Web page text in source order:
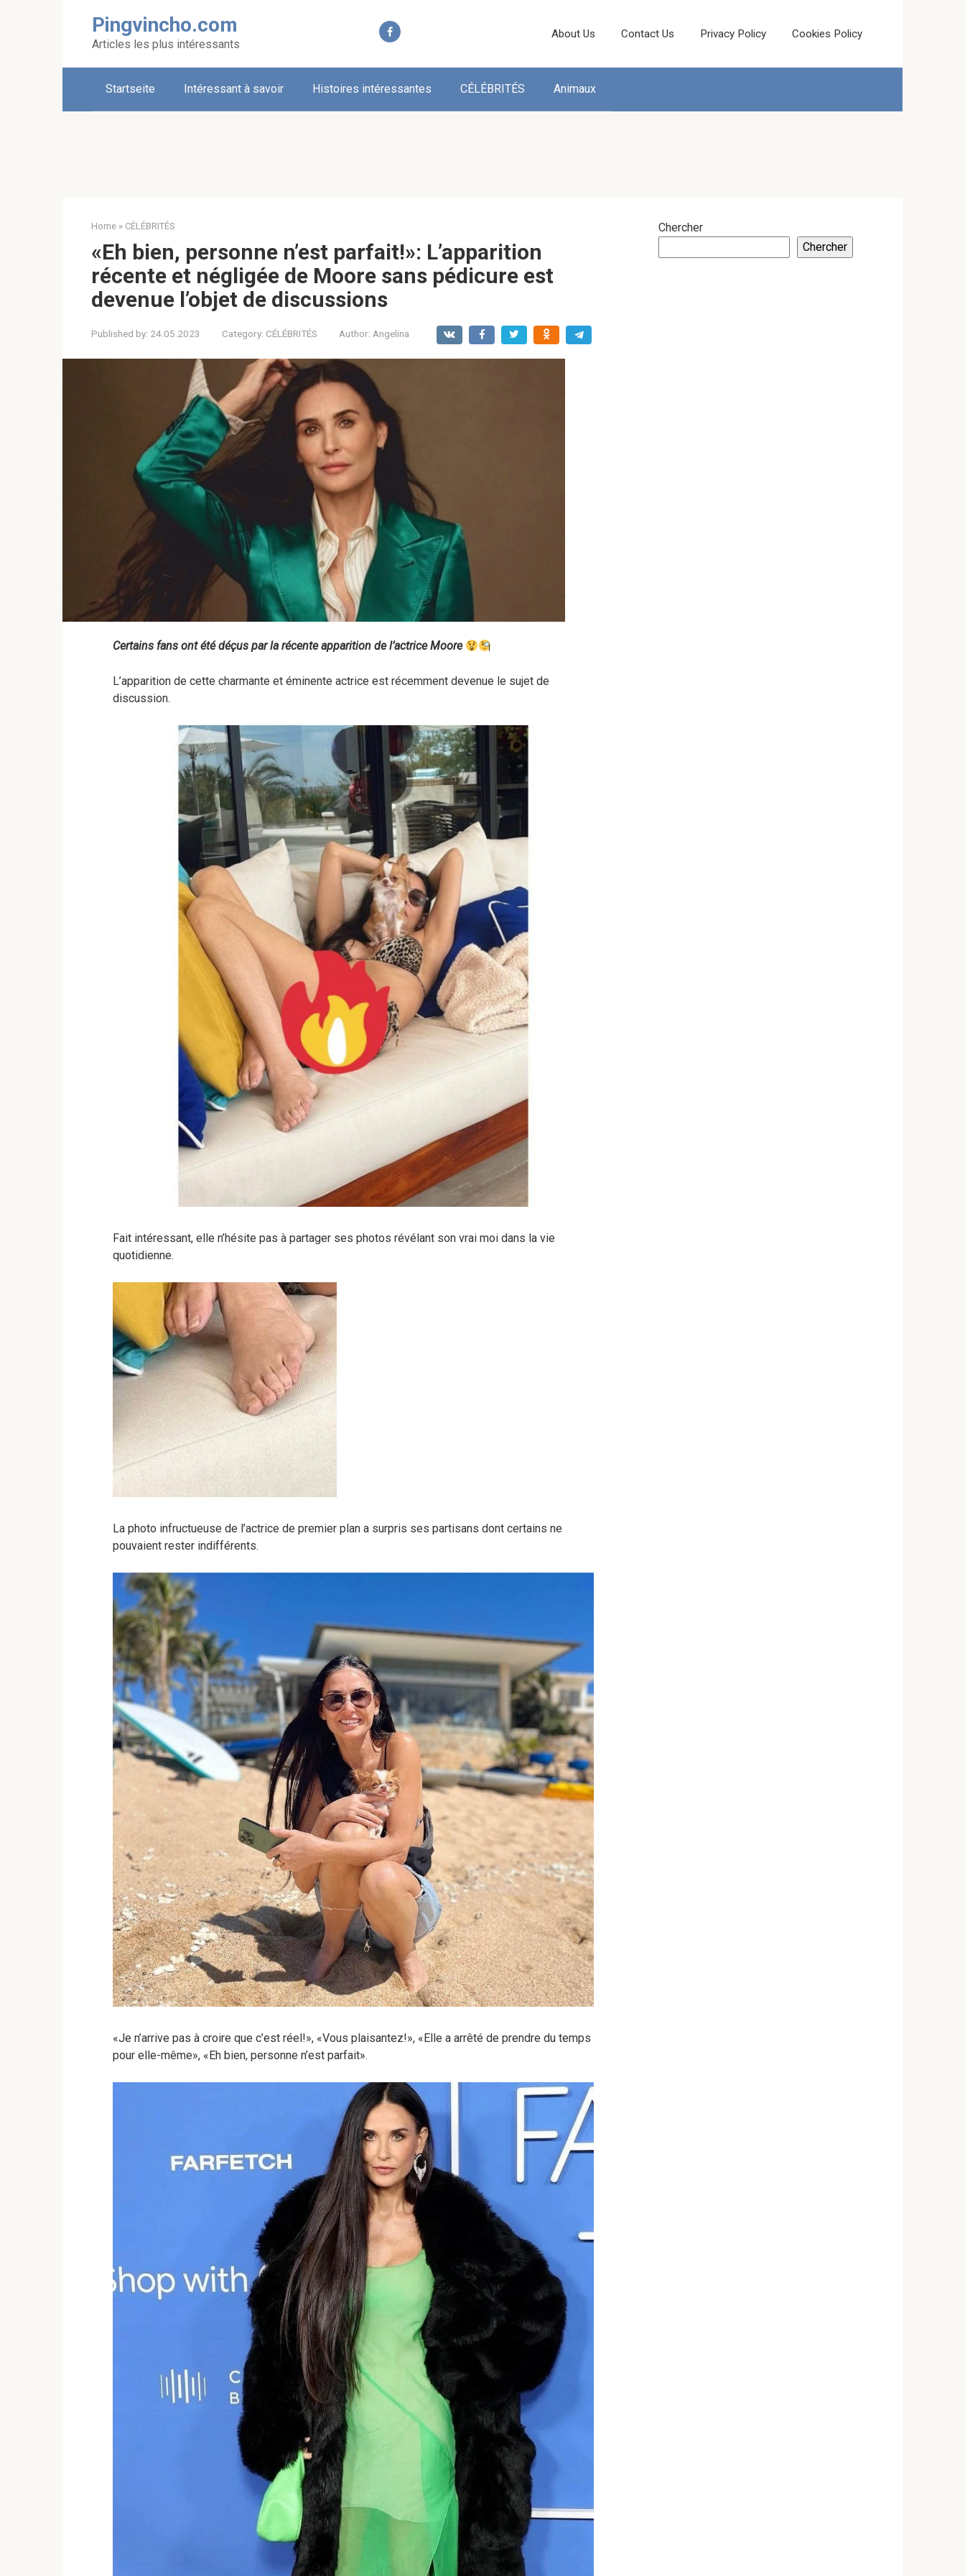
Pingvincho.com
Articles les plus intéressants
About Us Contact Us Privacy Policy Cookies Policy
Startseite Intéressant à savoir Histoires intéressantes CÉLÉBRITÉS Animaux
Home » CÉLÉBRITÉS
«Eh bien, personne n’est parfait!»: L’apparition
récente et négligée de Moore sans pédicure est
devenue l’objet de discussions
Published by: 24.05.2023 Category: CÉLÉBRITÉS Author: Angelina
Certains fans ont été déçus par la récente apparition de l’actrice Moore
L’apparition de cette charmante et éminente actrice est récemment devenue le sujet de
discussion.
Fait intéressant, elle n’hésite pas à partager ses photos révélant son vrai moi dans la vie
quotidienne.
La photo infructueuse de l’actrice de premier plan a surpris ses partisans dont certains ne
pouvaient rester indifférents.
«Je n’arrive pas à croire que c’est réel!», «Vous plaisantez!», «Elle a arrêté de prendre du temps
pour elle-même», «Eh bien, personne n’est parfait».
Chercher
Chercher